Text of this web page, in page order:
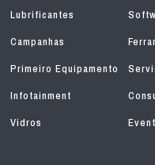
Lubrificantes
Campanhas
Primeiro Equipamento
Infotainment
Vidros